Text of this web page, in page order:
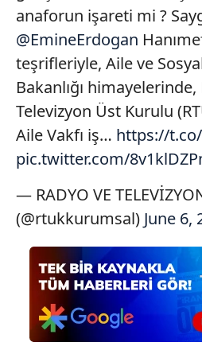
reklam/pazarlama faaliyetlerinin
sınırlı olarak açık rızanız
Çerezlere ilişkin tercihlerinizi
vasıtasıyla belirleyebilirsiniz.
için Ayarlar butonuna tıklayabilir,
Metnimizi ziyaret edebilirsiniz.
6698 sayılı Kişisel Verilerin
ilgili mevzuata uygun olarak
almak için lütfentıklayınız.
anaforun işareti mi ?
@EmineErdogan
teşrifleriyle, Aile ve
Bakanlığı himayelerinde,
Televizyon Üst Kurulu
Aile Vakfı iş… https://t.co/
pic.twitter.com/
— RADYO VE
(@rtukkurumsal) June 6,